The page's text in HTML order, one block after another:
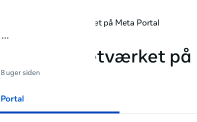
eller skift wi-fi-netværket på Meta Portal
wi-fi-netværket
uger siden